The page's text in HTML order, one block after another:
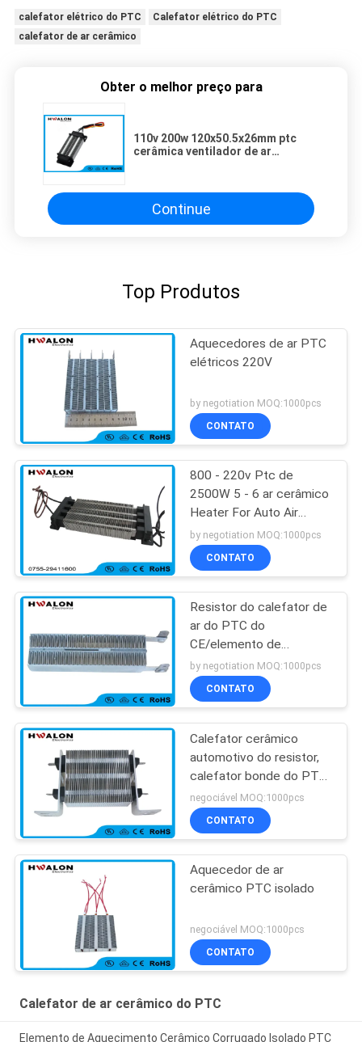
calefator elétrico do PTC
Calefator elétrico do PTC
calefator de ar cerâmico
Obter o melhor preço para
110v 200w 120x50.5x26mm ptc
cerâmica ventilador de ar
condicionado/Carro /
Equipamento/ Eletrodoméstico
geral/ Máquina de cortina de ar /
Umidificador/PTC sistemas de
Continue
Top Produtos
Aquecedores de ar PTC
elétricos 220V
by negotiation MOQ:1000pcs
CONTATO
800 - 220v Ptc de
2500W 5 - 6 ar cerâmico
Heater For Auto Air
Conditioner de M/S
by negotiation MOQ:1000pcs
CONTATO
Resistor do calefator de
ar do PTC do
CE/elemento de
aquecimento para o
termostato do
aquecimento de
by negotiation MOQ:1000pcs
CONTATO
Calefator cerâmico
automotivo do resistor,
calefator bonde do PTC
do condicionamento de
ar do carro
negociável MOQ:1000pcs
CONTATO
Aquecedor de ar
cerâmico PTC isolado
negociável MOQ:1000pcs
CONTATO
Calefator de ar cerâmico do PTC
Elemento de Aquecimento Cerâmico Corrugado Isolado PTC